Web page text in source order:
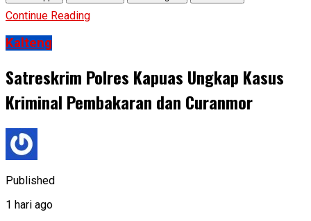
Continue Reading
Kalteng
Satreskrim Polres Kapuas Ungkap Kasus
Kriminal Pembakaran dan Curanmor
Published
1 hari ago